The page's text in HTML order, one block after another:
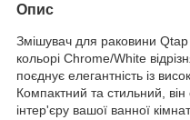
Опис
Змішувач для раковини
кольорі Chrome/White
поєднує елегантність із
Компактний та стильний,
інтер'єру вашої ванної